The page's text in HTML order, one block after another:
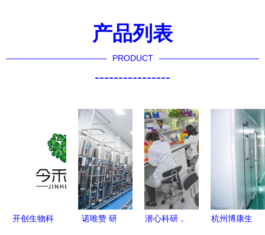
产品列表
PRODUCT
----------------
开创生物科
诺唯赞 研
潜心科研，
杭州博康生